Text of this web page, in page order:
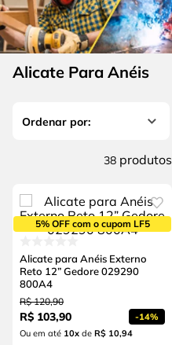
Alicate Para Anéis
38 produtos
5% OFF com o cupom LF5
Alicate para Anéis Externo
Reto 12” Gedore 029290
800A4
R$ 120,90
R$ 103,90 -14%
Ou em até 10xde R$ 10,94
6º serra copo
7º luva
8º fio
chave impacto
4 º escada
5º serra circular
serra copo
fio
lavadora alta pressão